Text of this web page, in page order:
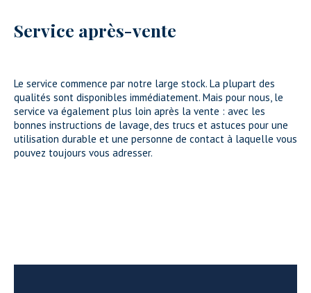
Service après-vente
Le service commence par notre large stock. La plupart des
qualités sont disponibles immédiatement. Mais pour nous, le
service va également plus loin après la vente : avec les
bonnes instructions de lavage, des trucs et astuces pour une
utilisation durable et une personne de contact à laquelle vous
pouvez toujours vous adresser.